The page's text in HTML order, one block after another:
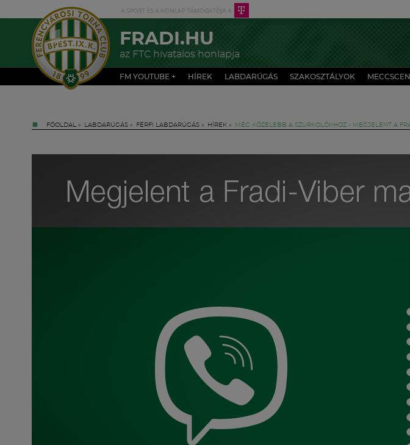
FRADI.HU
az FTC hivatalos honlapja
FM YOUTUBE + HÍREK LABDARÚGÁS SZAKOSZTÁLYOK
FŐOLDAL » LABDARÚGÁS » FÉRFI LABDARÚGÁS » HÍREK » MÉG KÖZELEBB A SZURKOLÓKHOZ - MEGJELENT A